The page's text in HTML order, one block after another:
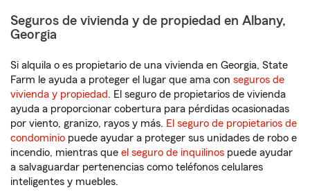
Seguros de vivienda y de propiedad en Albany,
Georgia
Si alquila o es propietario de una vivienda en Georgia, State
Farm le ayuda a proteger el lugar que ama con seguros de
vivienda y propiedad. El seguro de propietarios de vivienda
ayuda a proporcionar cobertura para pérdidas ocasionadas
por viento, granizo, rayos y más. El seguro de propietarios de
condominio puede ayudar a proteger sus unidades de robo e
incendio, mientras que el seguro de inquilinos puede ayudar
a salvaguardar pertenencias como teléfonos celulares
inteligentes y muebles.